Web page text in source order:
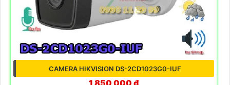
CAMERA HIKVISION DS-2CD1023G0-IUF
1,850,000 ₫